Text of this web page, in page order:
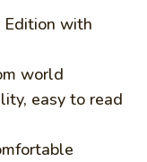
Edition with
world
easy to read